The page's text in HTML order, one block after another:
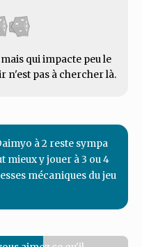
qui impacte peu le
n'est pas à chercher là.
à 2 reste sympa
mieux y jouer à 3 ou 4
mécaniques du jeu